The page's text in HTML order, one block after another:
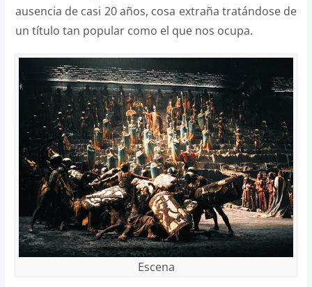
ausencia de casi 20 años, cosa extraña tratándose de
un título tan popular como el que nos ocupa.
Escena